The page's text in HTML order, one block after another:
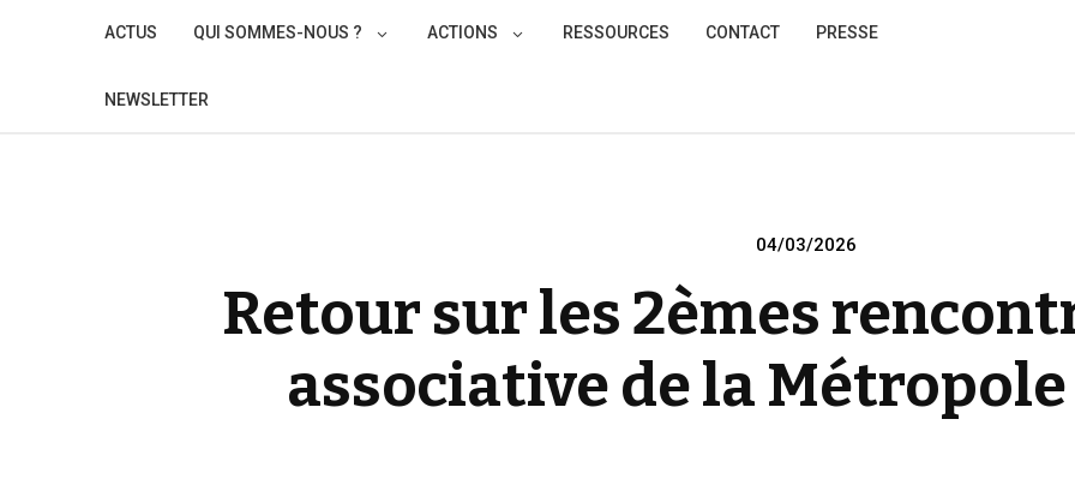
ACTUS QUI SOMMES-NOUS ? ACTIONS RESSOURCES CONTACT PRESSE
NEWSLETTER
Posted
04/03/2026
Retour sur les 2èmes
associative de la Métropole